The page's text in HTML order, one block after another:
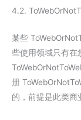
4.2.
某些
些使用领域只有在
册
的，前提是此类商